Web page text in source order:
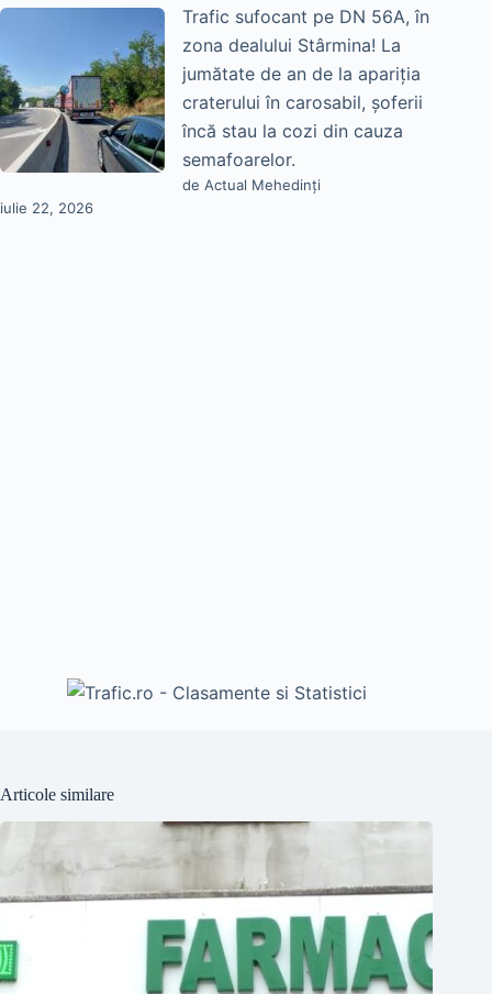
Trafic sufocant pe DN 56A, în
zona dealului Stârmina! La
jumătate de an de la apariția
craterului în carosabil, șoferii
încă stau la cozi din cauza
semafoarelor.
de Actual Mehedinți
iulie 22, 2026
Articole similare